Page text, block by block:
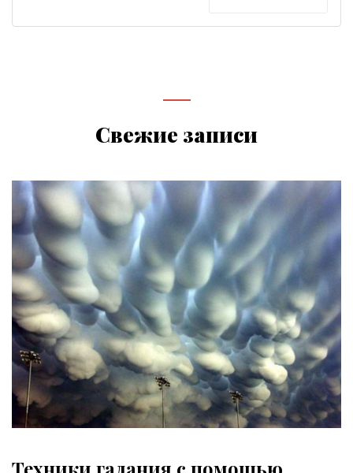
Свежие записи
Техники гадания с помощью